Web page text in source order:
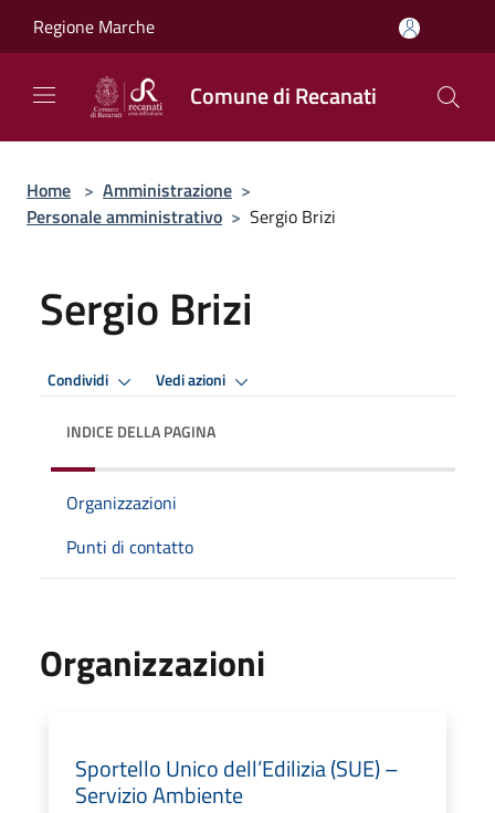
Regione Marche
Comune di Recanati
Home > Amministrazione >
Personale amministrativo > Sergio Brizi
Sergio Brizi
Condividi Vedi azioni
INDICE DELLA PAGINA
Organizzazioni
Punti di contatto
Organizzazioni
Sportello Unico dell’Edilizia (SUE) –
Servizio Ambiente